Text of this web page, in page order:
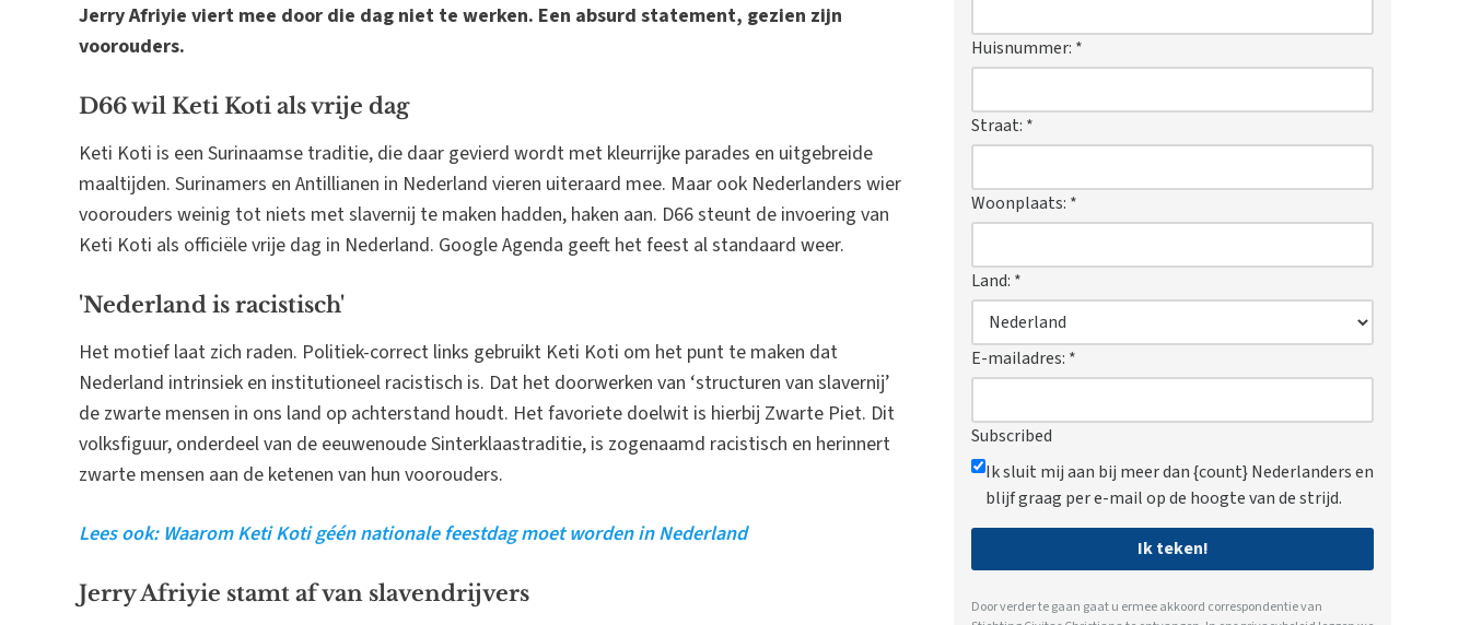
Jerry Afriyie viert mee door die dag niet te werken. Een absurd statement, gezien zijn
voorouders.
D66 wil Keti Koti als vrije dag
Keti Koti is een Surinaamse traditie, die daar gevierd wordt met kleurrijke parades en uitgebreide
maaltijden. Surinamers en Antillianen in Nederland vieren uiteraard mee. Maar ook Nederlanders wier
voorouders weinig tot niets met slavernij te maken hadden, haken aan. D66 steunt de invoering van
Keti Koti als officiële vrije dag in Nederland. Google Agenda geeft het feest al standaard weer.
'Nederland is racistisch'
Het motief laat zich raden. Politiek-correct links gebruikt Keti Koti om het punt te maken dat
Nederland intrinsiek en institutioneel racistisch is. Dat het doorwerken van ‘structuren van slavernij’
de zwarte mensen in ons land op achterstand houdt. Het favoriete doelwit is hierbij Zwarte Piet. Dit
volksfiguur, onderdeel van de eeuwenoude Sinterklaastraditie, is zogenaamd racistisch en herinnert
zwarte mensen aan de ketenen van hun voorouders.
Lees ook: Waarom Keti Koti géén nationale feestdag moet worden in Nederland
Jerry Afriyie stamt af van slavendrijvers
Huisnummer: *
Straat: *
Woonplaats: *
Land: *
E-mailadres: *
Subscribed
Ik sluit mij aan bij meer dan {count} Nederlanders en
blijf graag per e-mail op de hoogte van de strijd.
Ik teken!
Door verder te gaan gaat u ermee akkoord correspondentie van